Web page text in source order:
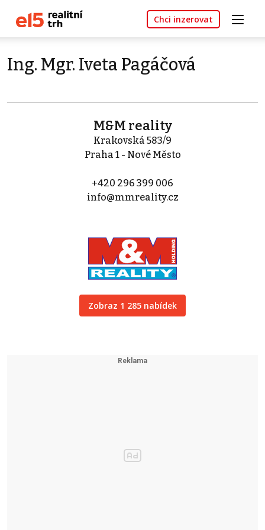
Chci inzerovat
Ing. Mgr. Iveta Pagáčová
M&M reality
Krakovská 583/9
Praha 1 - Nové Město
+420 296 399 006
info@mmreality.cz
Zobraz 1 285 nabídek